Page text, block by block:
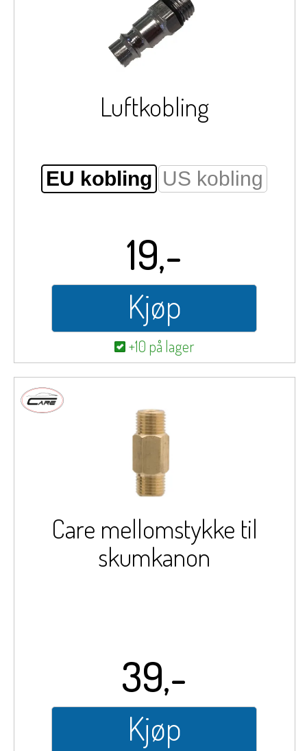
Luftkobling
EU kobling US kobling
19,-
Kjøp
+10 på lager
Care mellomstykke til
skumkanon
39,-
Kjøp